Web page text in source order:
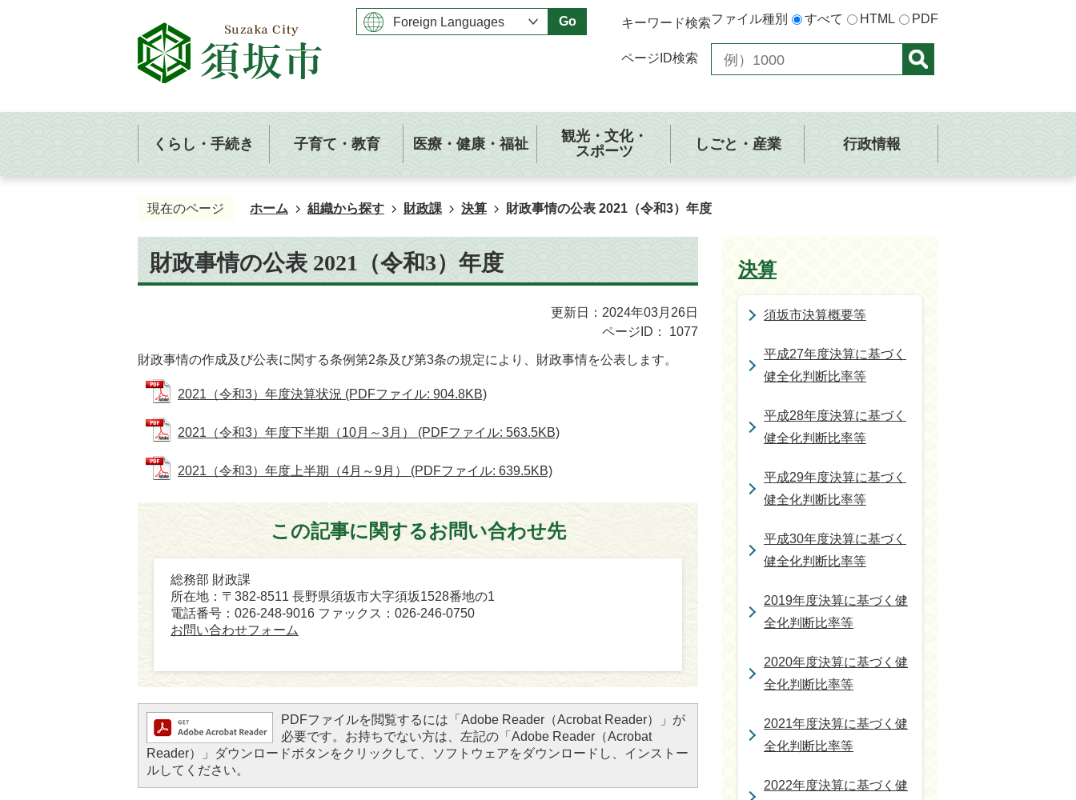
Go キーワード検索ファイル種別 すべて HTML PDF
ページID検索
くらし・手続き 子育て・教育 医療・健康・福祉
観光・文化・
スポーツ
しごと・産業 行政情報
現在のページ ホーム 組織から探す 財政課 決算 財政事情の公表 2021（令和3）年度
財政事情の公表 2021（令和3）年度
更新日：2024年03月26日
ページID：
1077
財政事情の作成及び公表に関する条例第2条及び第3条の規定により、財政事情を公表します。
2021（令和3）年度決算状況 (PDFファイル: 904.8KB)
2021（令和3）年度下半期（10月～3月） (PDFファイル: 563.5KB)
2021（令和3）年度上半期（4月～9月） (PDFファイル: 639.5KB)
この記事に関するお問い合わせ先
総務部 財政課
所在地：〒382-8511 長野県須坂市大字須坂1528番地の1
電話番号：026-248-9016 ファックス：026-246-0750
お問い合わせフォーム
PDFファイルを閲覧するには「Adobe Reader（Acrobat Reader）」が
必要です。お持ちでない方は、左記の「Adobe Reader（Acrobat
Reader）」ダウンロードボタンをクリックして、ソフトウェアをダウンロードし、インストー
ルしてください。
決算
須坂市決算概要等
平成27年度決算に基づく
健全化判断比率等
平成28年度決算に基づく
健全化判断比率等
平成29年度決算に基づく
健全化判断比率等
平成30年度決算に基づく
健全化判断比率等
2019年度決算に基づく健
全化判断比率等
2020年度決算に基づく健
全化判断比率等
2021年度決算に基づく健
全化判断比率等
2022年度決算に基づく健